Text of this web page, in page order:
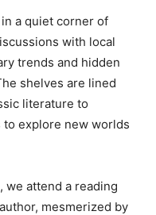
‌a quiet corner of
with local
trends and hidden
shelves are lined‍
literature to
explore‍ new worlds
we attend a ​reading
mesmerized​ by